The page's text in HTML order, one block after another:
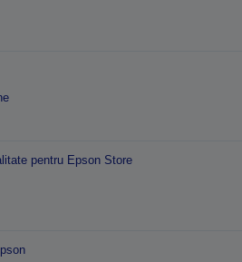
pentru Epson Store